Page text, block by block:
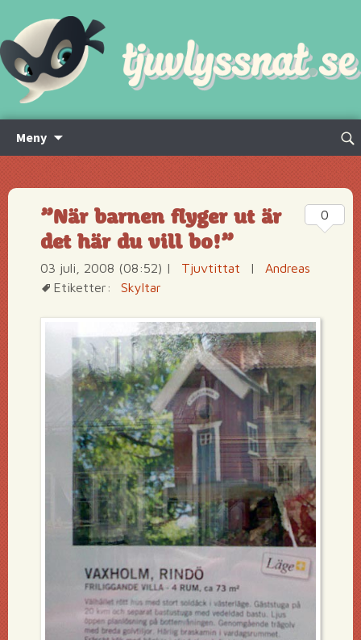
Meny
innehåll
Sök
”När barnen flyger ut är
det här du vill bo!”
03 juli, 2008 (08:52) | Tjuvtittat |
Andreas
Etiketter:
Skyltar
0